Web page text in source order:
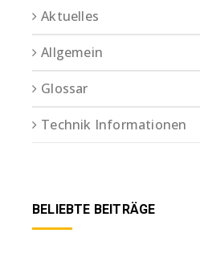
Aktuelles
Allgemein
Glossar
Technik Informationen
BELIEBTE BEITRÄGE